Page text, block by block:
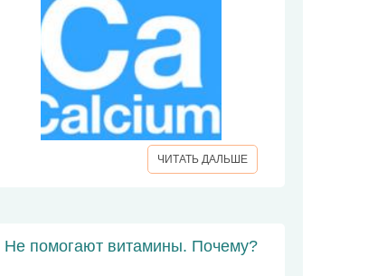
ЧИТАТЬ ДАЛЬШЕ
Не помогают витамины. Почему?